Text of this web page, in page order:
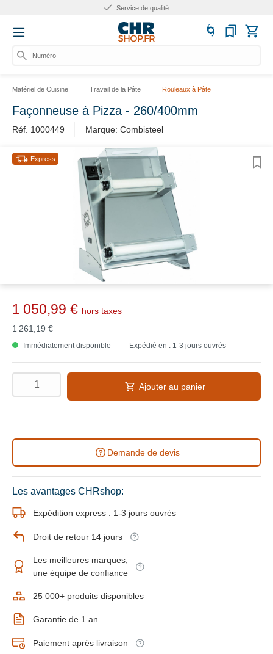
Service de qualité
Numéro d
Matériel de Cuisine Travail de la Pâte Rouleaux à Pâte
Façonneuse à Pizza - 260/400mm
Réf. 1000449 Marque: Combisteel
Express
1 050,99 € hors taxes
1 261,19 €
Immédiatement disponible Expédié en : 1-3 jours ouvrés
Ajouter au panier
Demande de devis
Les avantages CHRshop:
Expédition express : 1-3 jours ouvrés
Droit de retour 14 jours
Les meilleures marques,
une équipe de confiance
25 000+ produits disponibles
Garantie de 1 an
Paiement après livraison